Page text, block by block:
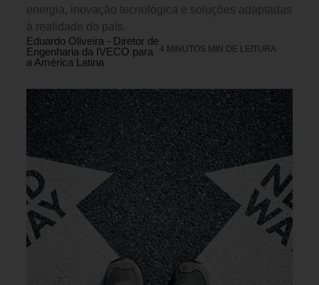
energia, inovação tecnológica e soluções adaptadas
à realidade do país.
Eduardo Oliveira - Diretor de
Engenharia da IVECO para
a América Latina
4 MINUTOS MIN DE LEITURA